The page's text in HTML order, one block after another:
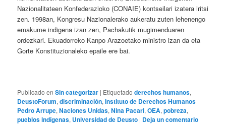
Nazionalitateen Konfederazioko (CONAIE) kontseilari izatera iritsi
zen. 1998an, Kongresu Nazionalerako aukeratu zuten lehenengo
emakume indigena izan zen, Pachakutik mugimenduaren
ordezkari. Ekuadorreko Kanpo Arazoetako ministro izan da eta
Gorte Konstituzionaleko epaile ere bai.
Publicado en Sin categorizar | Etiquetado derechos humanos,
DeustoForum,discriminación,Instituto de Derechos Humanos
Pedro Arrupe,Naciones Unidas,Nina Pacari,OEA,pobreza,
pueblos indígenas, Universidad de Deusto | Deja un comentario